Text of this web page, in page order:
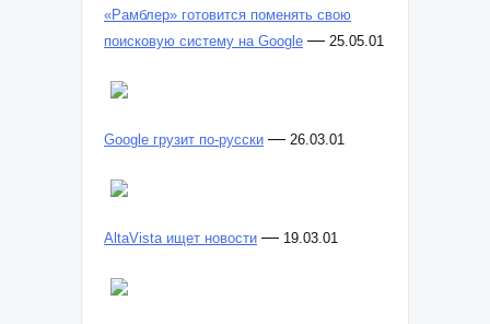
«Рамблер» готовится поменять свою
поисковую систему на Google — 25.05.01
Google грузит по-русски — 26.03.01
AltaVista ищет новости — 19.03.01